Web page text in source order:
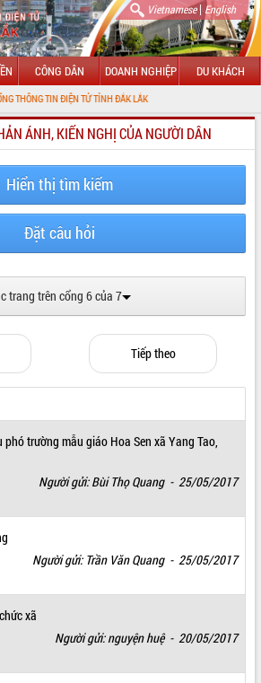
Vietnamese| English
CÔNG DÂN DOANH NGHIỆP DU KHÁCH
TIN ĐIỆN TỬ TỈNH ĐẮK LẮK
ÁNH, KIẾN NGHỊ CỦA NGƯỜI DÂN
Hiển thị tìm kiếm
Đặt câu hỏi
trang trên cổng 6 của 7
Tiếp theo
phó trường mẫu giáo Hoa Sen xã Yang Tao,
Người gửi: Bùi Thọ Quang - 25/05/2017
Người gửi: Trần Văn Quang - 25/05/2017
xã
Người gửi: nguyện huệ - 20/05/2017